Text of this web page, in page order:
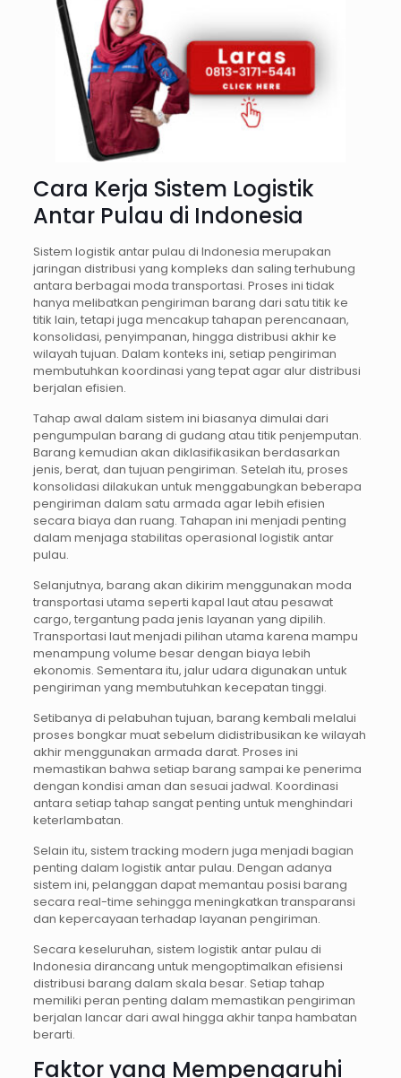
Cara Kerja Sistem Logistik
Antar Pulau di Indonesia
Sistem logistik antar pulau di Indonesia merupakan
jaringan distribusi yang kompleks dan saling terhubung
antara berbagai moda transportasi. Proses ini tidak
hanya melibatkan pengiriman barang dari satu titik ke
titik lain, tetapi juga mencakup tahapan perencanaan,
konsolidasi, penyimpanan, hingga distribusi akhir ke
wilayah tujuan. Dalam konteks ini, setiap pengiriman
membutuhkan koordinasi yang tepat agar alur distribusi
berjalan efisien.
Tahap awal dalam sistem ini biasanya dimulai dari
pengumpulan barang di gudang atau titik penjemputan.
Barang kemudian akan diklasifikasikan berdasarkan
jenis, berat, dan tujuan pengiriman. Setelah itu, proses
konsolidasi dilakukan untuk menggabungkan beberapa
pengiriman dalam satu armada agar lebih efisien
secara biaya dan ruang. Tahapan ini menjadi penting
dalam menjaga stabilitas operasional logistik antar
pulau.
Selanjutnya, barang akan dikirim menggunakan moda
transportasi utama seperti kapal laut atau pesawat
cargo, tergantung pada jenis layanan yang dipilih.
Transportasi laut menjadi pilihan utama karena mampu
menampung volume besar dengan biaya lebih
ekonomis. Sementara itu, jalur udara digunakan untuk
pengiriman yang membutuhkan kecepatan tinggi.
Setibanya di pelabuhan tujuan, barang kembali melalui
proses bongkar muat sebelum didistribusikan ke wilayah
akhir menggunakan armada darat. Proses ini
memastikan bahwa setiap barang sampai ke penerima
dengan kondisi aman dan sesuai jadwal. Koordinasi
antara setiap tahap sangat penting untuk menghindari
keterlambatan.
Selain itu, sistem tracking modern juga menjadi bagian
penting dalam logistik antar pulau. Dengan adanya
sistem ini, pelanggan dapat memantau posisi barang
secara real-time sehingga meningkatkan transparansi
dan kepercayaan terhadap layanan pengiriman.
Secara keseluruhan, sistem logistik antar pulau di
Indonesia dirancang untuk mengoptimalkan efisiensi
distribusi barang dalam skala besar. Setiap tahap
memiliki peran penting dalam memastikan pengiriman
berjalan lancar dari awal hingga akhir tanpa hambatan
berarti.
Faktor yang Mempengaruhi